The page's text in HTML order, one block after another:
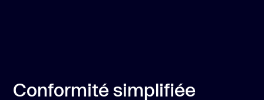
Conformité simplifiée